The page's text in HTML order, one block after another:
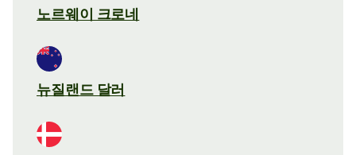
노르웨이 크로네
뉴질랜드 달러